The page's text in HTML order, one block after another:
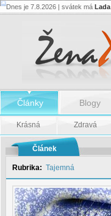
Význam
Význam
čísel
hodin,
které
stále
opakují
Dnes je 7.8.2026 | svátek má Lada
Články Blogy
Krásná Zdravá
Článek
Rubrika: Tajemná